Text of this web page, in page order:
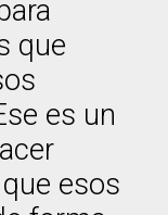
que
es un
esos